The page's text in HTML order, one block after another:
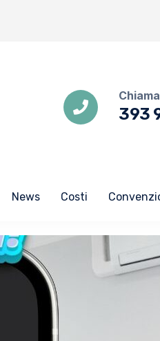
393
News Costi